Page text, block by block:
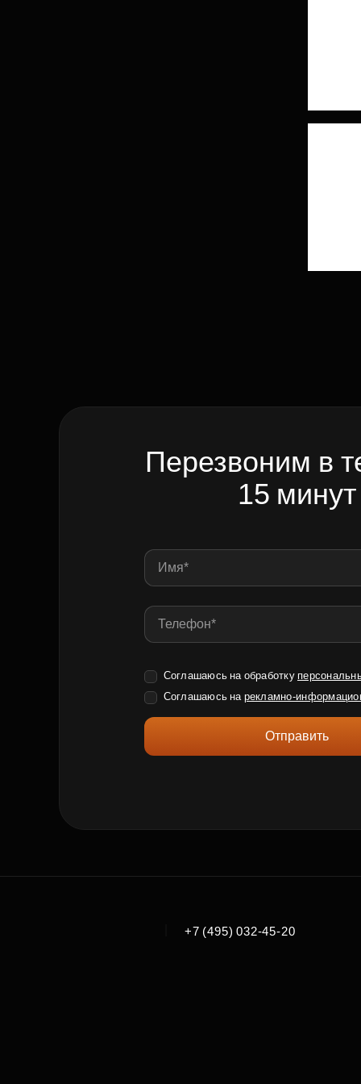
Перезвоним в
15 минут
Соглашаюсь на обработку
Соглашаюсь на рекламно-
Отправить
+7 (495) 032-45-20